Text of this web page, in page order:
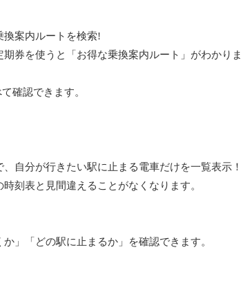
換案内ルートを検索!
券を使うと「お得な乗換案内ルート」がわかりま
確認できます。
自分が行きたい駅に止まる電車だけを一覧表示！
刻表と見間違えることがなくなります。
」「どの駅に止まるか」を確認できます。